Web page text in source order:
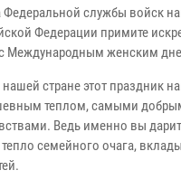
Федеральной службы войск
Федерации примите
Международным женским
стране этот праздник
теплом, самыми
Ведь именно вы
семейного очага,